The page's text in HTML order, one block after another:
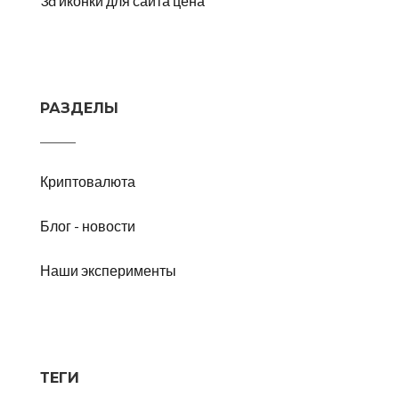
РАЗДЕЛЫ
Криптовалюта
Блог - новости
Наши эксперименты
ТЕГИ